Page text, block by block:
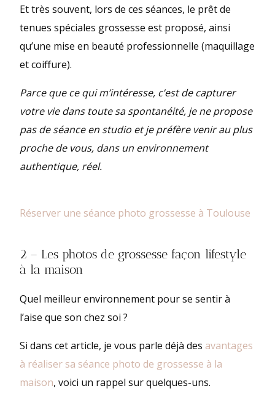
Et très souvent, lors de ces séances, le prêt de
tenues spéciales grossesse est proposé, ainsi
qu’une mise en beauté professionnelle (maquillage
et coiffure).
Parce que ce qui m’intéresse, c’est de capturer
votre vie dans toute sa spontanéité, je ne propose
pas de séance en studio et je préfère venir au plus
proche de vous, dans un environnement
authentique, réel.
Réserver une séance photo grossesse à Toulouse
2 – Les photos de grossesse façon lifestyle
à la maison
Quel meilleur environnement pour se sentir à
l’aise que son chez soi ?
Si dans cet article, je vous parle déjà des avantages
à réaliser sa séance photo de grossesse à la
maison, voici un rappel sur quelques-uns.